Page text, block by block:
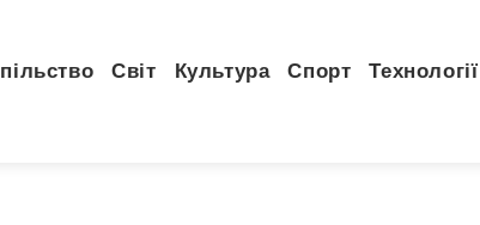
Світ Культура Спорт Технології